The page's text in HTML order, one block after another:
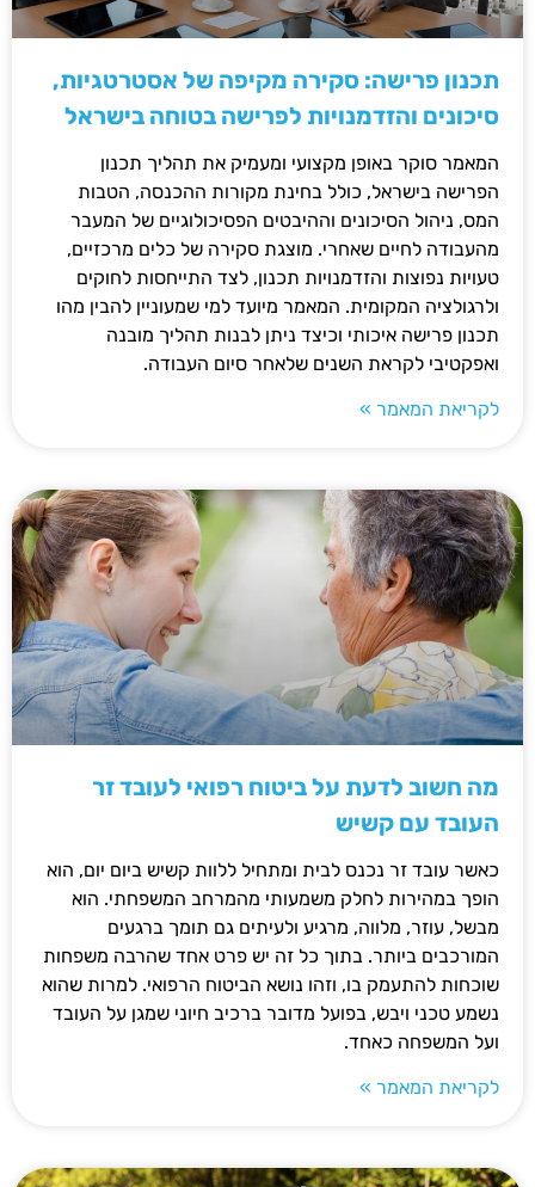
תכנון פרישה: סקירה מקיפה של אסטרטגיות,
סיכונים והזדמנויות לפרישה בטוחה בישראל
המאמר סוקר באופן מקצועי ומעמיק את תהליך תכנון
הפרישה בישראל, כולל בחינת מקורות ההכנסה, הטבות
המס, ניהול הסיכונים וההיבטים הפסיכולוגיים של המעבר
מהעבודה לחיים שאחרי. מוצגת סקירה של כלים מרכזיים,
טעויות נפוצות והזדמנויות תכנון, לצד התייחסות לחוקים
ולרגולציה המקומית. המאמר מיועד למי שמעוניין להבין מהו
תכנון פרישה איכותי וכיצד ניתן לבנות תהליך מובנה
ואפקטיבי לקראת השנים שלאחר סיום העבודה.
לקריאת המאמר »
מה חשוב לדעת על ביטוח רפואי לעובד זר
העובד עם קשיש
כאשר עובד זר נכנס לבית ומתחיל ללוות קשיש ביום יום, הוא
הופך במהירות לחלק משמעותי מהמרחב המשפחתי. הוא
מבשל, עוזר, מלווה, מרגיע ולעיתים גם תומך ברגעים
המורכבים ביותר. בתוך כל זה יש פרט אחד שהרבה משפחות
שוכחות להתעמק בו, וזהו נושא הביטוח הרפואי. למרות שהוא
נשמע טכני ויבש, בפועל מדובר ברכיב חיוני שמגן על העובד
ועל המשפחה כאחד.
לקריאת המאמר »